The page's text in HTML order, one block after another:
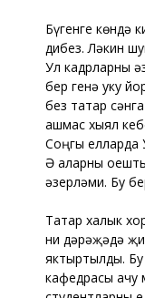
Бүгенге көндә
дибез. Ләкин
Ул кадрларны
бер генә уку
без татар
ашмас хыял
Соңгы елларда
Ә аларны
әзерләми. Бу
Татар халык
ни дәрәҗәдә
яктыртылды.
кафедрасы ачу